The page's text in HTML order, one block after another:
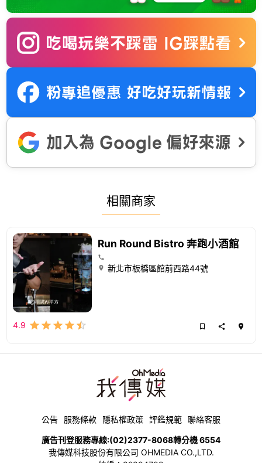
相關商家
Run Round Bistro 奔跑小酒館
新北市板橋區館前西路44號
4.9
公告 服務條款 隱私權政策 評鑑規範 聯絡客服
廣告刊登服務專線:(02)2377-8068轉分機 6554
我傳媒科技股份有限公司 OHMEDIA CO.,LTD.